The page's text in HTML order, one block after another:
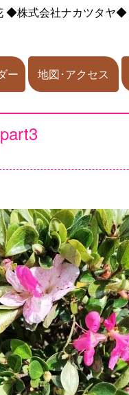
◆株式会社ナカツタヤ◆
ー 地図･アクセス